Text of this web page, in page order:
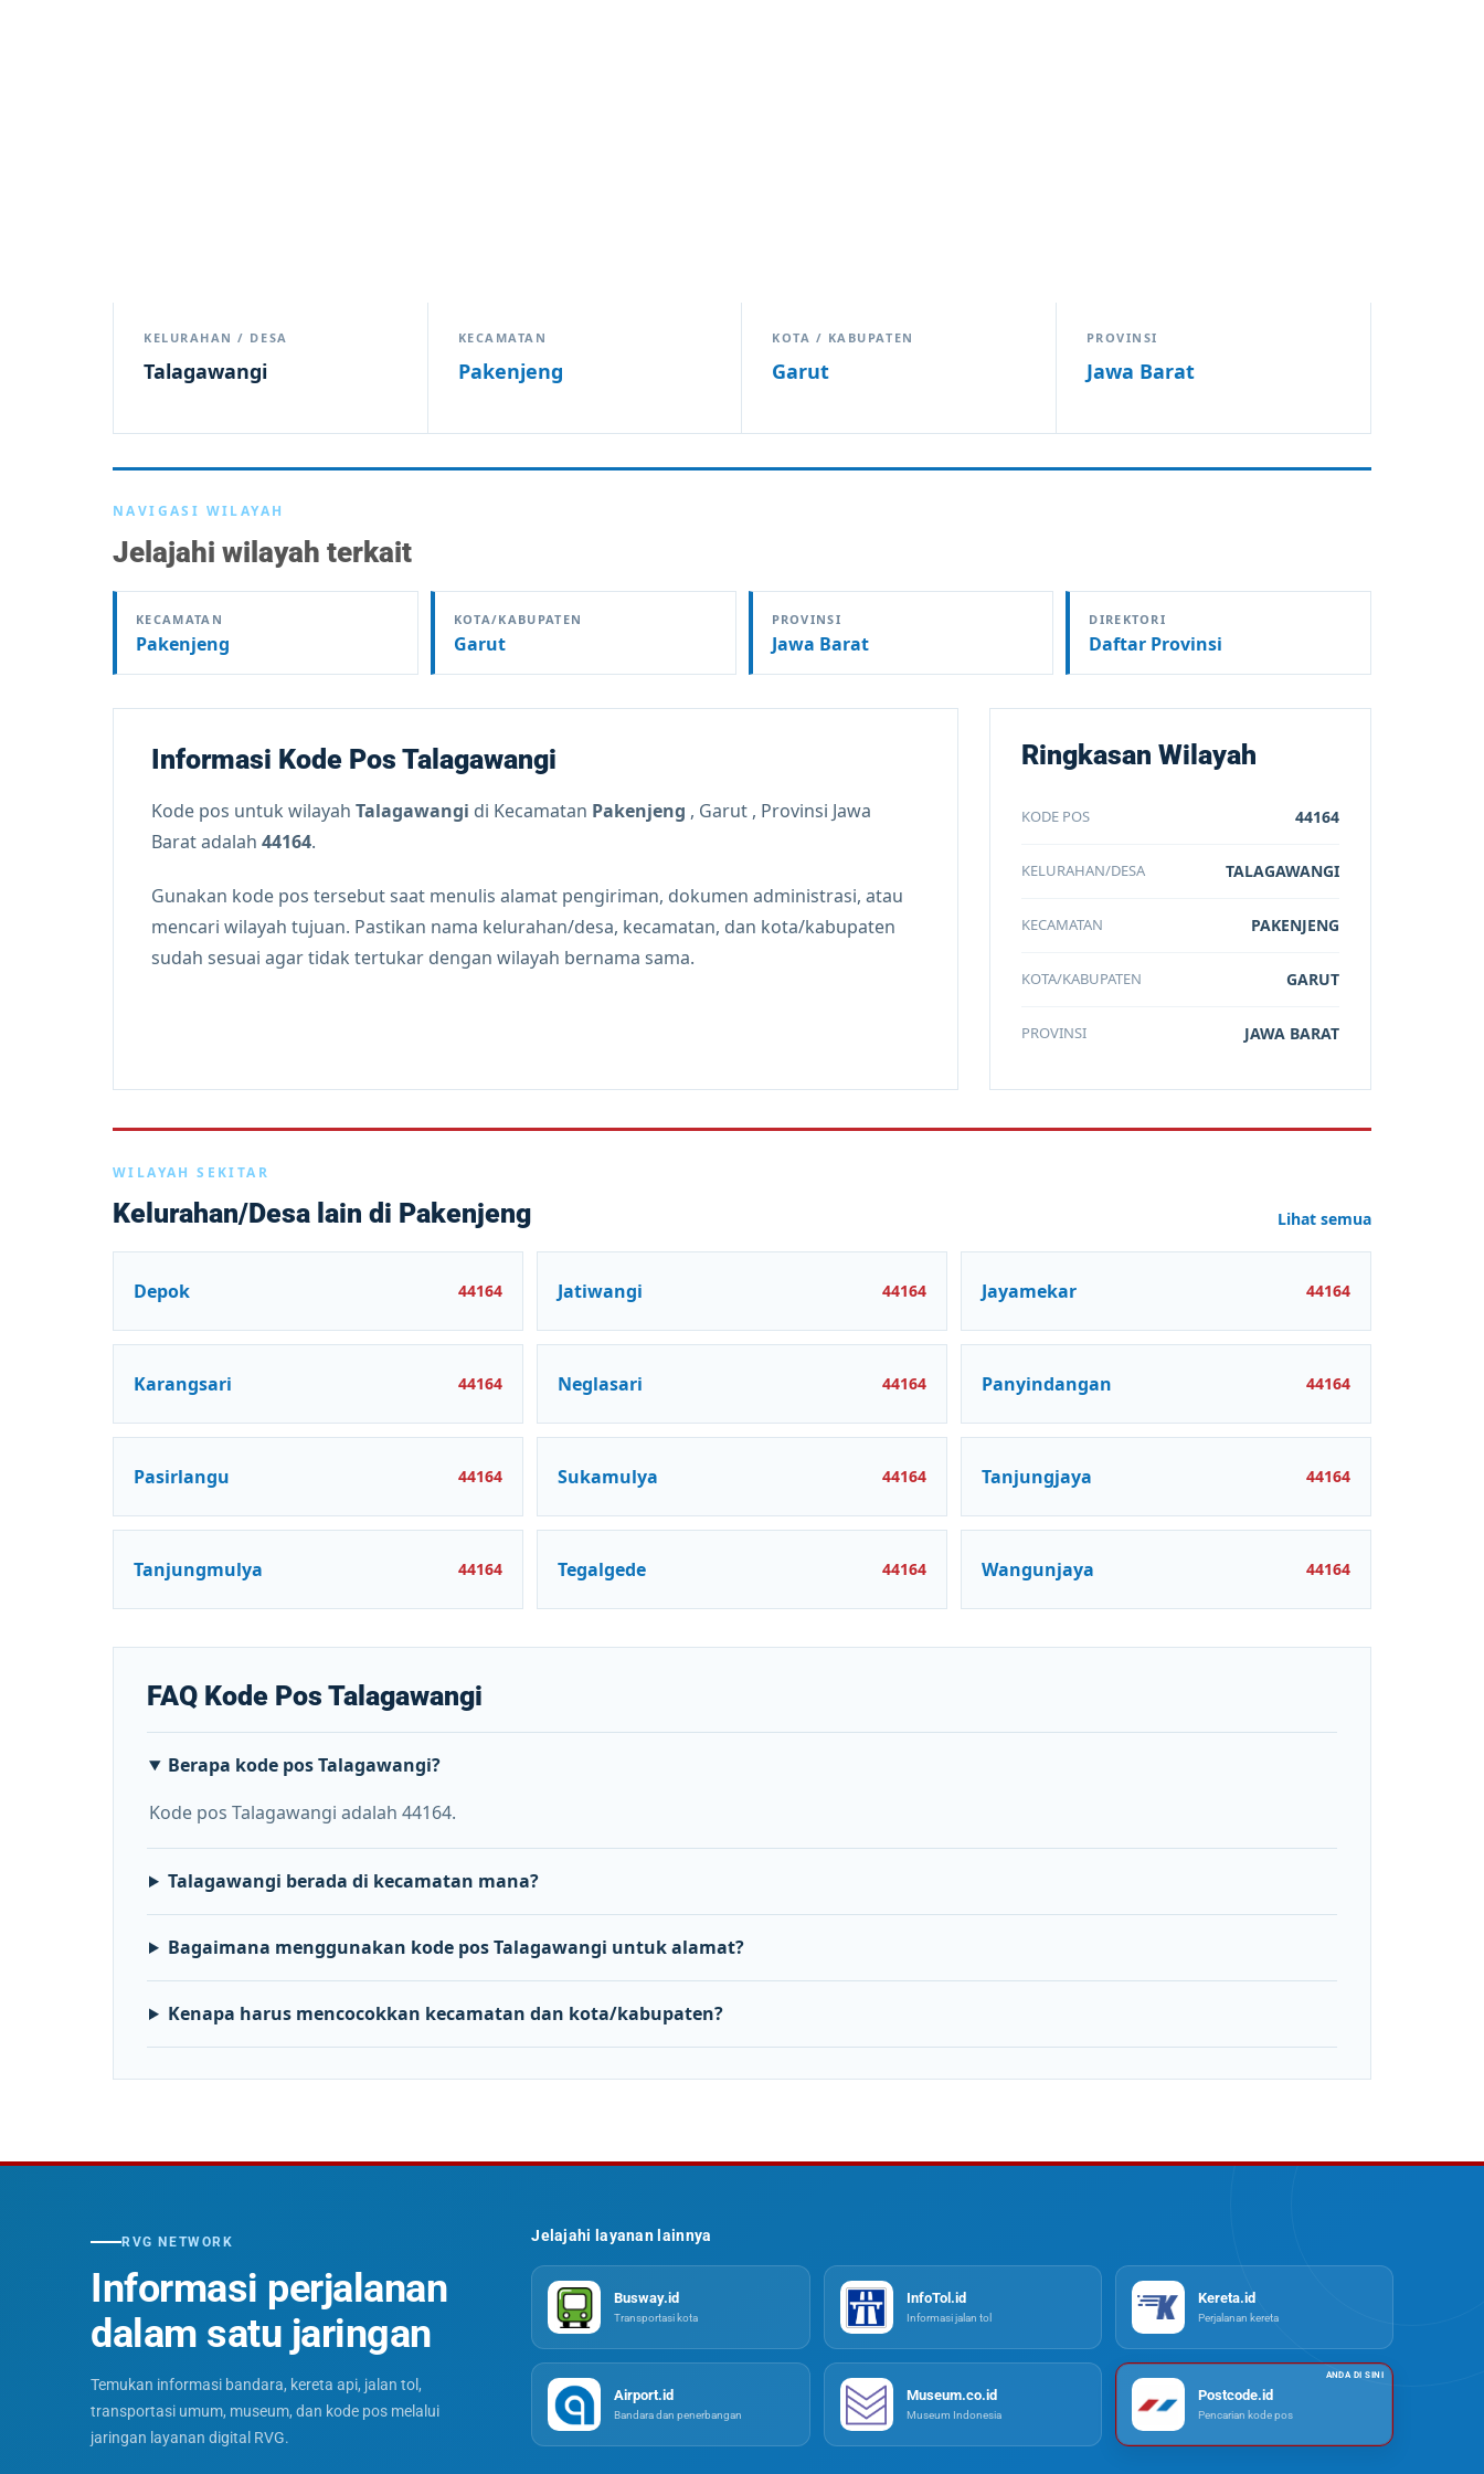
KELURAHAN / DESA
Talagawangi
KECAMATAN
Pakenjeng
KOTA / KABUPATEN
Garut
PROVINSI
Jawa Barat
NAVIGASI WILAYAH
Jelajahi wilayah terkait
KECAMATAN
Pakenjeng
KOTA/KABUPATEN
Garut
PROVINSI
Jawa Barat
DIREKTORI
Daftar Provinsi
Informasi Kode Pos Talagawangi
Kode pos untuk wilayah Talagawangi di Kecamatan Pakenjeng , Garut , Provinsi Jawa
Barat adalah 44164.
Gunakan kode pos tersebut saat menulis alamat pengiriman, dokumen administrasi, atau
mencari wilayah tujuan. Pastikan nama kelurahan/desa, kecamatan, dan kota/kabupaten
sudah sesuai agar tidak tertukar dengan wilayah bernama sama.
Ringkasan Wilayah
KODE POS 44164
KELURAHAN/DESA TALAGAWANGI
KECAMATAN PAKENJENG
KOTA/KABUPATEN GARUT
PROVINSI JAWA BARAT
WILAYAH SEKITAR
Kelurahan/Desa lain di Pakenjeng Lihat semua
Depok 44164 Jatiwangi 44164 Jayamekar 44164
Karangsari 44164 Neglasari 44164 Panyindangan 44164
Pasirlangu 44164 Sukamulya 44164 Tanjungjaya 44164
Tanjungmulya 44164 Tegalgede 44164 Wangunjaya 44164
FAQ Kode Pos Talagawangi
Berapa kode pos Talagawangi?
Kode pos Talagawangi adalah 44164.
Talagawangi berada di kecamatan mana?
Bagaimana menggunakan kode pos Talagawangi untuk alamat?
Kenapa harus mencocokkan kecamatan dan kota/kabupaten?
RVG NETWORK
Informasi perjalanan
dalam satu jaringan
Temukan informasi bandara, kereta api, jalan tol,
transportasi umum, museum, dan kode pos melalui
jaringan layanan digital RVG.
Jelajahi layanan lainnya
Busway.id
Transportasi kota
InfoTol.id
Informasi jalan tol
Kereta.id
Perjalanan kereta
Airport.id
Bandara dan penerbangan
Museum.co.id
Museum Indonesia
Postcode.id
Pencarian kode pos